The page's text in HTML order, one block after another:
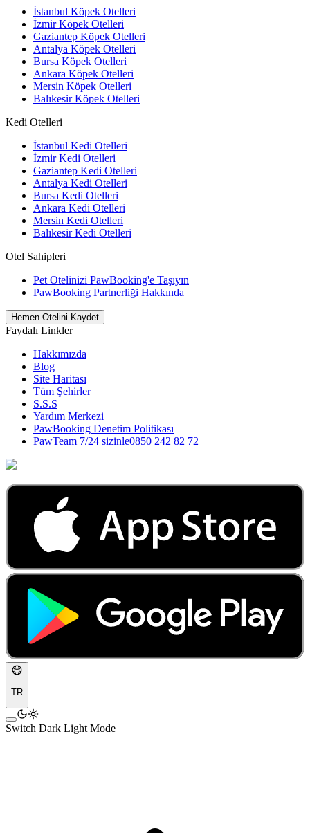
İstanbul Köpek Otelleri
İzmir Köpek Otelleri
Gaziantep Köpek Otelleri
Antalya Köpek Otelleri
Bursa Köpek Otelleri
Ankara Köpek Otelleri
Mersin Köpek Otelleri
Balıkesir Köpek Otelleri
Kedi Otelleri
İstanbul Kedi Otelleri
İzmir Kedi Otelleri
Gaziantep Kedi Otelleri
Antalya Kedi Otelleri
Bursa Kedi Otelleri
Ankara Kedi Otelleri
Mersin Kedi Otelleri
Balıkesir Kedi Otelleri
Otel Sahipleri
Pet Otelinizi PawBooking'e Taşıyın
PawBooking Partnerliği Hakkında
Hemen Otelini Kaydet
Faydalı Linkler
Hakkımızda
Blog
Site Haritası
Tüm Şehirler
S.S.S
Yardım Merkezi
PawBooking Denetim Politikası
PawTeam 7/24 sizinle0850 242 82 72
TR
Switch Dark Light Mode